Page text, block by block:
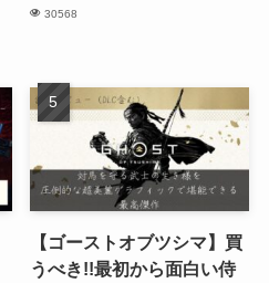
30568
【ゴーストオブツシマ】買
うべき!!最初から面白い侍